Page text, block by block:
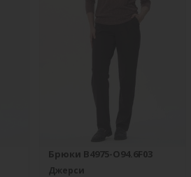
Брюки B4975-O94.6F03
Джерси